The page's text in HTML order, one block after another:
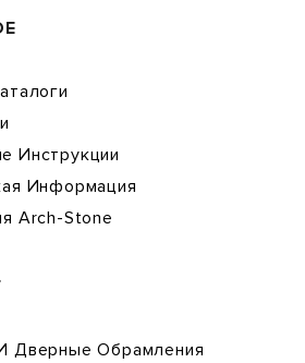
Инструкции
Информация
Arch-Stone
Дверные Обрамления